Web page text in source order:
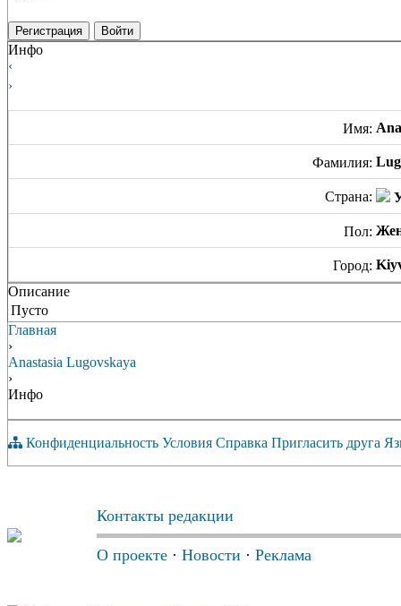
Регистрация Войти
Инфо
‹
›
Имя:
Фамилия:
Страна:
Пол:
Город:
Описание
Пусто
Главная
›
Anastasia Lugovskaya
›
Инфо
Конфиденциальность Условия Справка Пригласить друга
Контакты редакции
О проекте · Новости · Реклама